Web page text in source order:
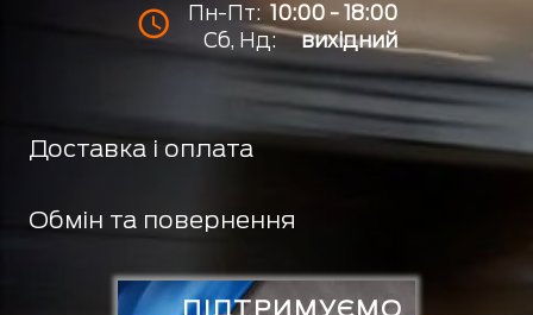
Пн-Пт: 10:00 - 18:00
Сб, Нд:
вихідний
Доставка і оплата
Обмін та повернення
ПІДТРИМУЄМО